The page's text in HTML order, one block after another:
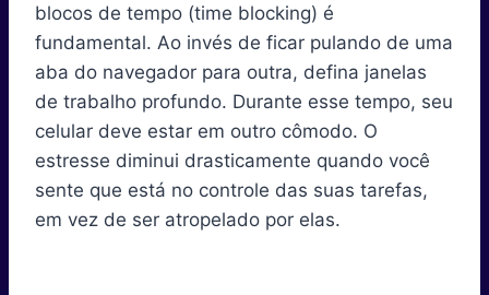
blocos de tempo (time blocking) é
fundamental. Ao invés de ficar pulando de uma
aba do navegador para outra, defina janelas
de trabalho profundo. Durante esse tempo, seu
celular deve estar em outro cômodo. O
estresse diminui drasticamente quando você
sente que está no controle das suas tarefas,
em vez de ser atropelado por elas.